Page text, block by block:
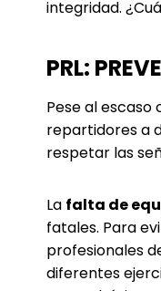
integridad.
PRL:
Pese al escaso
repartidores a
respetar las
La falta de
fatales. Para
profesionales
diferentes